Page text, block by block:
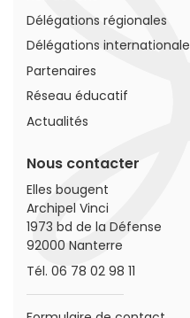
Délégations régionales
Délégations
Partenaires
Réseau éducatif
Actualités
Nous contacter
Elles bougent
Archipel Vinci
1973 bd de la Défense
92000 Nanterre
Tél. 06 78 02 98 11